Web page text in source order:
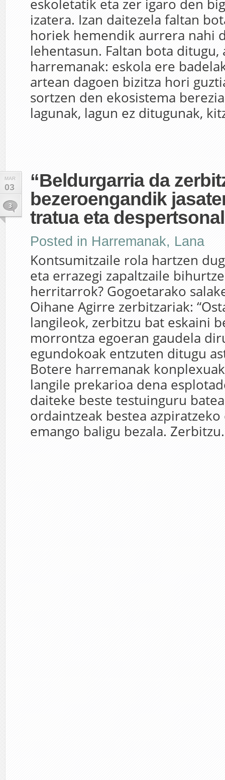
eskoletatik eta zer igaro den
izatera. Izan daitezela faltan
horiek hemendik aurrera nahi
lehentasun. Faltan bota ditugu,
harremanak: eskola ere
artean dagoen bizitza hori
sortzen den ekosistema
lagunak, lagun ez ditugunak,
MAR
03
3
“Beldurgarria da
bezeroengandik
tratua eta
Posted in Harremanak, Lana
Kontsumitzaile rola hartzen
eta errazegi zapaltzaile
herritarrok? Gogoetarako
Oihane Agirre zerbitzariak:
langileok, zerbitzu bat eskaini
morrontza egoeran gaudela
egundokoak entzuten ditugu
Botere harremanak
langile prekarioa dena
daiteke beste testuinguru
ordaintzeak bestea
emango baligu bezala.